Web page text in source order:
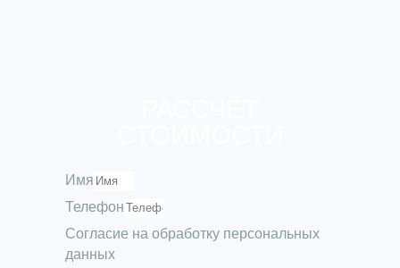
Имя
Телефон
Согласие на обработку персональных
данных